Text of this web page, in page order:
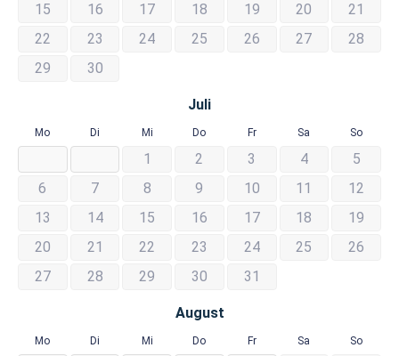
15
16 17 18 19 20
21
22
23 24 25 26 27
28
29
30
Juli
Mo Di Mi Do Fr Sa So
1 2 3 4
5
6
7 8 9 10 11
12
13
14 15 16 17 18
19
20
21 22 23 24 25
26
27
28 29 30 31
August
Mo Di Mi Do Fr Sa So